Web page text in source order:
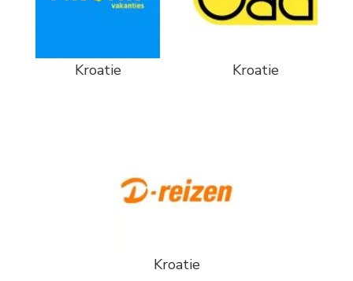
Kroatie Kroatie
Kroatie